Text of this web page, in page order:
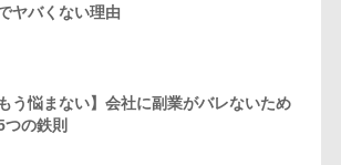
ヤバくない理由
もう悩まない】会社に副業がバレないため
つの鉄則